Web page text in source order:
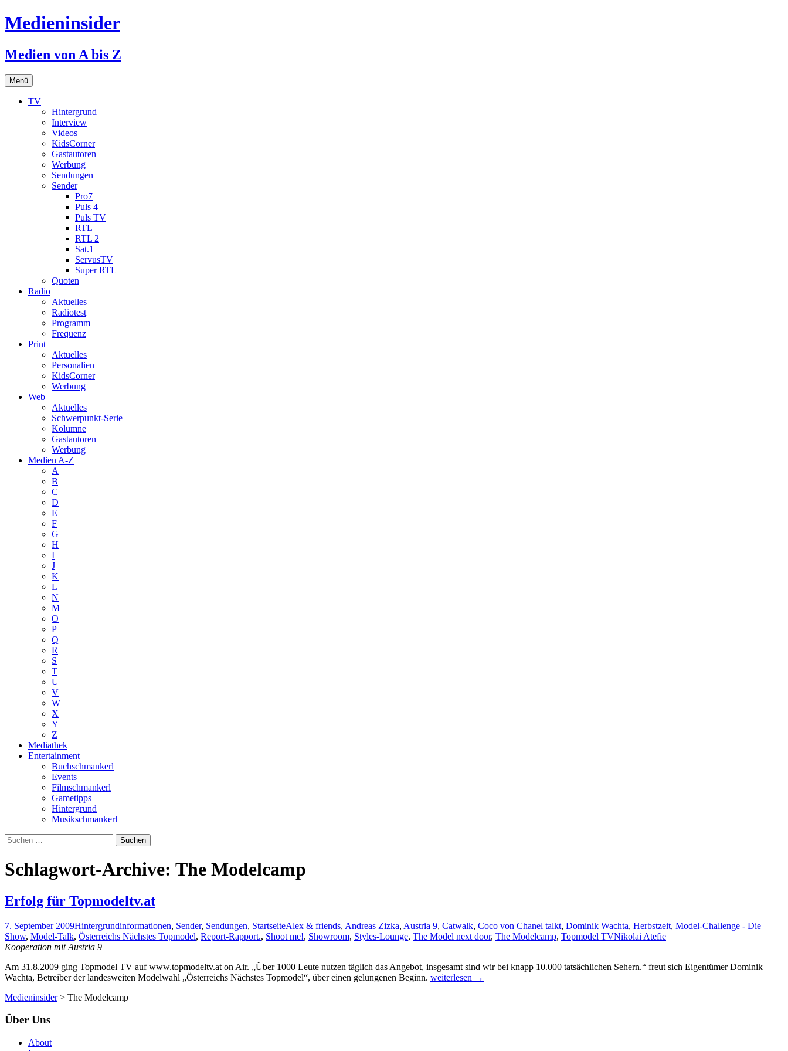
Medieninsider
Medien von A bis Z
Menü Zum
Inhalt
springen
TV
Hintergrund
Interview
Videos
KidsCorner
Gastautoren
Werbung
Sendungen
Sender
Pro7
Puls 4
Puls TV
RTL
RTL 2
Sat.1
ServusTV
Super RTL
Quoten
Radio
Aktuelles
Radiotest
Programm
Frequenz
Print
Aktuelles
Personalien
KidsCorner
Werbung
Web
Aktuelles
Schwerpunkt-Serie
Kolumne
Gastautoren
Werbung
Medien A-Z
A
B
C
D
E
F
G
H
I
J
K
L
N
M
O
P
Q
R
S
T
U
V
W
X
Y
Z
Mediathek
Entertainment
Buchschmankerl
Events
Filmschmankerl
Gametipps
Hintergrund
Musikschmankerl
Suchen
nach:
Schlagwort-Archive: The Modelcamp
Erfolg für Topmodeltv.at
7. September 2009Hintergrundinformationen, Sender, Sendungen, StartseiteAlex & friends, Andreas Zizka, Austria 9, Catwalk, Coco von Chanel talkt, Dominik Wachta, Herbstzeit, Model-Challenge - Die
Show, Model-Talk, Österreichs Nächstes Topmodel, Report-Rapport., Shoot me!, Showroom, Styles-Lounge, The Model next door, The Modelcamp, Topmodel TVNikolai Atefie
Kooperation mit Austria 9
Am 31.8.2009 ging Topmodel TV auf www.topmodeltv.at on Air. „Über 1000 Leute nutzen täglich das Angebot, insgesamt sind wir bei knapp 10.000 tatsächlichen Sehern.“ freut sich Eigentümer Dominik
Wachta, Betreiber der landesweiten Modelwahl „Österreichs Nächstes Topmodel“, über einen gelungenen Beginn. Erfolg
weiterlesen →
Medieninsider> The Modelcamp
Über Uns
About